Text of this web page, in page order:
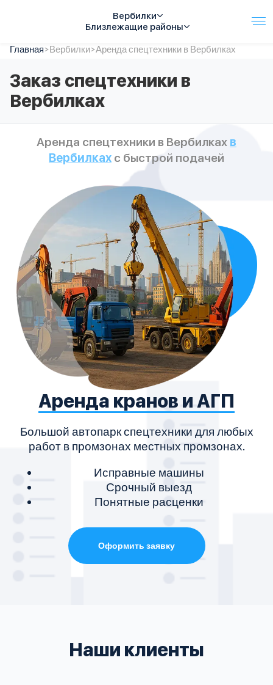
Вербилки
Близлежащие районы
Услуги
Автопарк
Тарифы
Акции
Контакты
Спецтехника
Главная>Вербилки>Аренда спецтехники в Вербилках
Заказ спецтехники в
Вербилках
Аренда спецтехники в Вербилках в
Вербилках с быстрой подачей
Аренда кранов и АГП
Большой автопарк спецтехники для любых
работ в промзонах местных промзонах.
Исправные машины
Срочный выезд
Понятные расценки
Оформить заявку
Наши клиенты